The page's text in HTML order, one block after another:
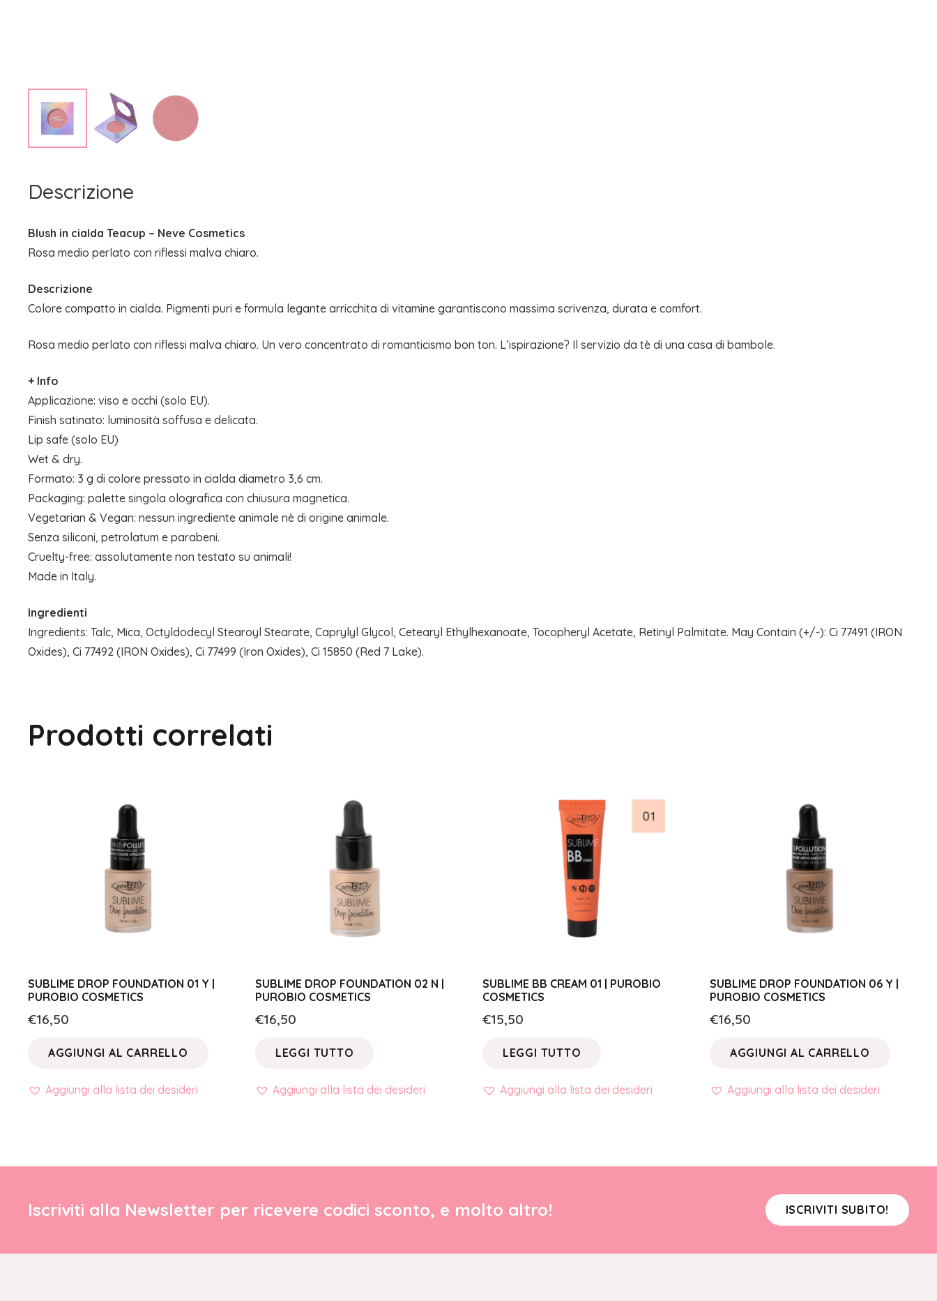
Descrizione
Blush in cialda Teacup – Neve Cosmetics
Rosa medio perlato con riflessi malva chiaro.
Descrizione
Colore compatto in cialda. Pigmenti puri e formula legante arricchita di vitamine garantiscono massima scrivenza, durata e comfort.
Rosa medio perlato con riflessi malva chiaro. Un vero concentrato di romanticismo bon ton. L’ispirazione? Il servizio da tè di una casa di bambole.
+ Info
Applicazione: viso e occhi (solo EU).
Finish satinato: luminosità soffusa e delicata.
Lip safe (solo EU)
Wet & dry.
Formato: 3 g di colore pressato in cialda diametro 3,6 cm.
Packaging: palette singola olografica con chiusura magnetica.
Vegetarian & Vegan: nessun ingrediente animale nè di origine animale.
Senza siliconi, petrolatum e parabeni.
Cruelty-free: assolutamente non testato su animali!
Made in Italy.
Ingredienti
Ingredients: Talc, Mica, Octyldodecyl Stearoyl Stearate, Caprylyl Glycol, Cetearyl Ethylhexanoate, Tocopheryl Acetate, Retinyl Palmitate. May Contain (+/-): Ci 77491 (IRON
Oxides), Ci 77492 (IRON Oxides), Ci 77499 (Iron Oxides), Ci 15850 (Red 7 Lake).
Prodotti correlati
SUBLIME DROP FOUNDATION 01 Y |
PUROBIO COSMETICS
€16,50
AGGIUNGI AL CARRELLO
Aggiungi alla lista dei desideri
SUBLIME DROP FOUNDATION 02 N |
PUROBIO COSMETICS
€16,50
LEGGI TUTTO
Aggiungi alla lista dei desideri
SUBLIME BB CREAM 01 | PUROBIO
COSMETICS
€15,50
LEGGI TUTTO
Aggiungi alla lista dei desideri
SUBLIME DROP FOUNDATION 06 Y |
PUROBIO COSMETICS
€16,50
AGGIUNGI AL CARRELLO
Aggiungi alla lista dei desideri
Iscriviti alla Newsletter per ricevere codici sconto, e molto altro! ISCRIVITI SUBITO!